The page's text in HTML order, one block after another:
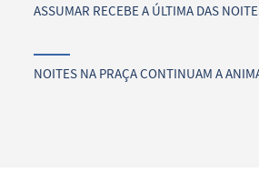
ASSUMAR RECEBE A ÚLTIMA DAS
NOITES NA PRAÇA CONTINUAM A